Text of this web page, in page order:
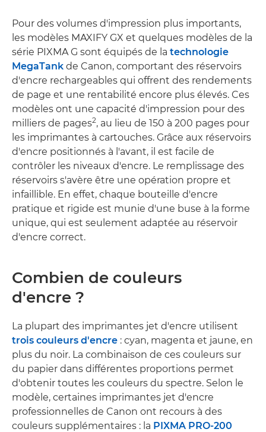
Pour des volumes d'impression plus importants,
les modèles MAXIFY GX et quelques modèles de la
série PIXMA G sont équipés de la technologie
MegaTank de Canon, comportant des réservoirs
d'encre rechargeables qui offrent des rendements
de page et une rentabilité encore plus élevés. Ces
modèles ont une capacité d'impression pour des
milliers de pages2, au lieu de 150 à 200 pages pour
les imprimantes à cartouches. Grâce aux réservoirs
d'encre positionnés à l'avant, il est facile de
contrôler les niveaux d'encre. Le remplissage des
réservoirs s'avère être une opération propre et
infaillible. En effet, chaque bouteille d'encre
pratique et rigide est munie d'une buse à la forme
unique, qui est seulement adaptée au réservoir
d'encre correct.
Combien de couleurs
d'encre ?
La plupart des imprimantes jet d'encre utilisent
trois couleurs d'encre : cyan, magenta et jaune, en
plus du noir. La combinaison de ces couleurs sur
du papier dans différentes proportions permet
d'obtenir toutes les couleurs du spectre. Selon le
modèle, certaines imprimantes jet d'encre
professionnelles de Canon ont recours à des
couleurs supplémentaires : la PIXMA PRO-200